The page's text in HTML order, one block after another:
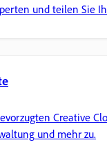
und teilen Sie
Creative
und mehr zu.